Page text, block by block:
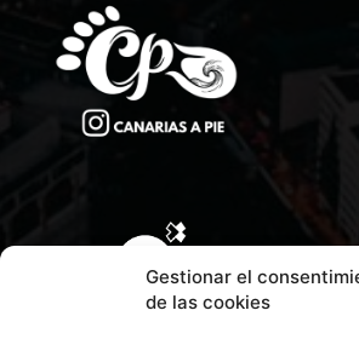
Gestionar el
de las cookies